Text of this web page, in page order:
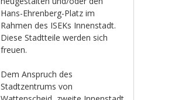
Hans-Ehrenberg-Platz im
Rahmen des ISEKs Innenstadt.
Diese Stadtteile werden sich
freuen.
Dem Anspruch des
Stadtzentrums von